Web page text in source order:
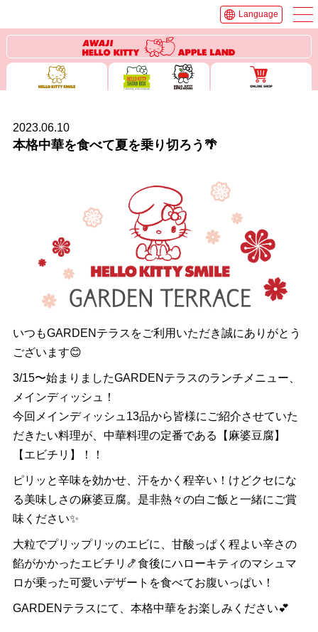
Language
2023.06.10
本格中華を食べて夏を乗り切ろう🌴
いつもGARDENテラスをご利用いただき誠にありがとう
ございます😊
3/15〜始まりましたGARDENテラスのランチメニュー、
メインディッシュ！
今回メインディッシュ13品から皆様にご紹介させていた
だきたい料理が、中華料理の定番である【麻婆豆腐】
【エビチリ】！！
ピリッと辛味を効かせ、汗をかく程辛い！けどクセにな
る美味しさの麻婆豆腐。是非熱々の白ご飯と一緒にご賞
味ください✨
大粒でプリップリッのエビに、甘酸っぱく程よい辛さの
餡がかかったエビチリ🍤食後にハローキティのマシュマ
ロが乗った可愛いデザートを食べてお腹いっぱい！
GARDENテラスにて、本格中華をお楽しみください💕